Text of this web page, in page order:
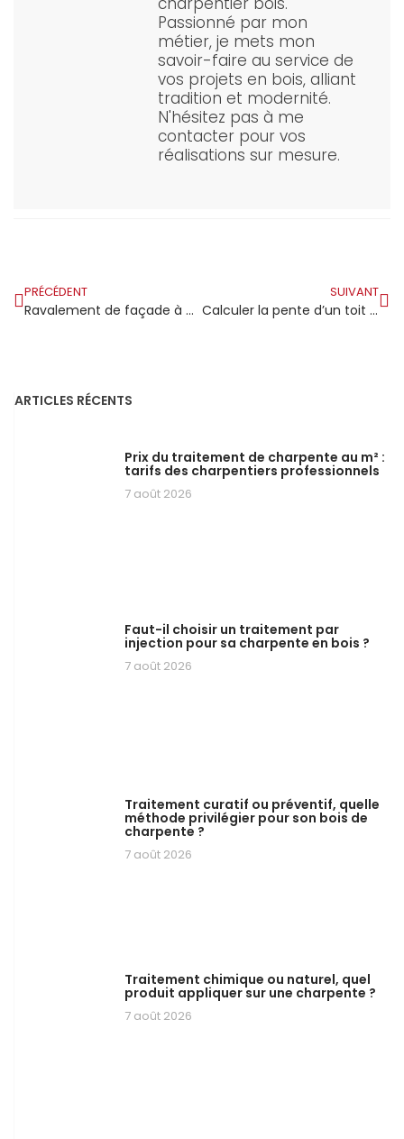
Passionné par mon
métier, je mets mon
savoir-faire au service de
vos projets en bois, alliant
tradition et modernité.
N'hésitez pas à me
contacter pour vos
réalisations sur mesure.
PRÉCÉDENT
Ravalement de façade à Montlhéry : quand l’histoire de la ville se lit aussi sur les murs de ses maisons
SUIVANT
Calculer la pente d’un toit en ossature bois
ARTICLES RÉCENTS
Prix du traitement de charpente au m² :
tarifs des charpentiers professionnels
7 août 2026
Faut-il choisir un traitement par
injection pour sa charpente en bois ?
7 août 2026
Traitement curatif ou préventif, quelle
méthode privilégier pour son bois de
charpente ?
7 août 2026
Traitement chimique ou naturel, quel
produit appliquer sur une charpente ?
7 août 2026